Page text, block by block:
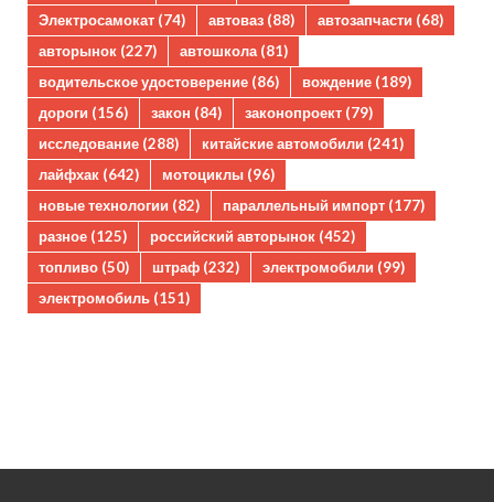
Электросамокат (74) автоваз (88) автозапчасти (68)
авторынок (227) автошкола(81)
водительское удостоверение (86) вождение (189)
дороги (156) закон (84) законопроект (79)
исследование (288) китайские автомобили (241)
лайфхак (642) мотоциклы (96)
новые технологии (82) параллельный импорт (177)
разное (125) российский авторынок (452)
топливо (50) штраф (232) электромобили (99)
электромобиль (151)